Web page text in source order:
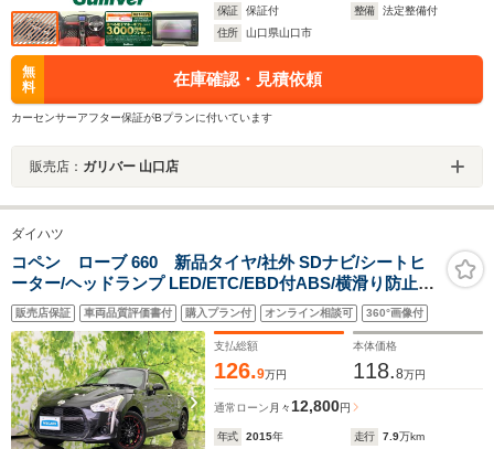
保証
保証付 整備
法定整備付
住所
山口県山口市
無
料
在庫確認・見積依頼
カーセンサーアフター保証がBプランに付いています
販売店： ガリバー 山口店
ダイハツ
コペン ローブ 660 新品タイヤ/社外 SDナビ/シートヒ
ーター/ヘッドランプ LED/ETC/EBD付ABS/横滑り防止装
置/フルセグTV/エアバッグ 運転席/エアバッグ 助手席
販売店保証 車両品質評価書付 購入プラン付 オンライン相談可 360°画像付
支払総額
126.9万円
本体価格
118.8万円
通常ローン 月々 12,800円
年式 2015年 走行 7.9万km